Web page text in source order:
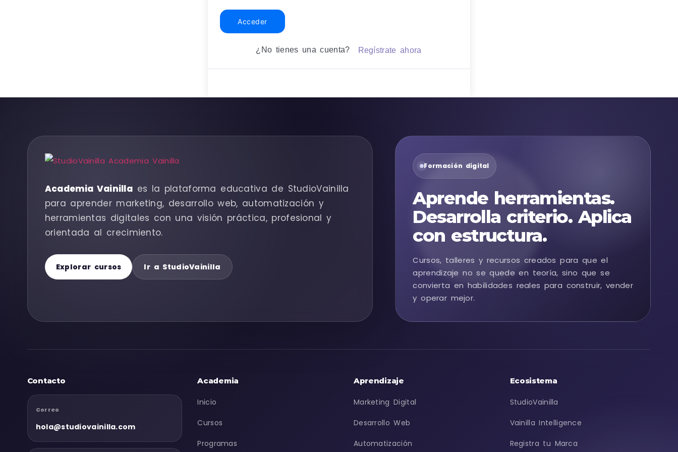
Acceder
¿No tienes una cuenta? Regístrate ahora
Academia Vainilla es la plataforma educativa de StudioVainilla
para aprender marketing, desarrollo web, automatización y
herramientas digitales con una visión práctica, profesional y
orientada al crecimiento.
Explorar cursos Ir a StudioVainilla
Formación digital
Aprende herramientas.
Desarrolla criterio. Aplica
con estructura.
Cursos, talleres y recursos creados para que el
aprendizaje no se quede en teoría, sino que se
convierta en habilidades reales para construir, vender
y operar mejor.
Contacto
Correo
hola@studiovainilla.com
Academia
Inicio
Cursos
Programas
Aprendizaje
Marketing Digital
Desarrollo Web
Automatización
Ecosistema
StudioVainilla
Vainilla Intelligence
Registra tu Marca